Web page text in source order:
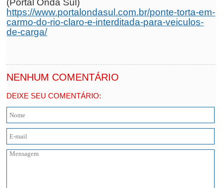
(Portal Onda Sul)
https://www.portalondasul.com.br/ponte-torta-em-
carmo-do-rio-claro-e-interditada-para-veiculos-
de-carga/
NENHUM COMENTÁRIO
DEIXE SEU COMENTÁRIO: